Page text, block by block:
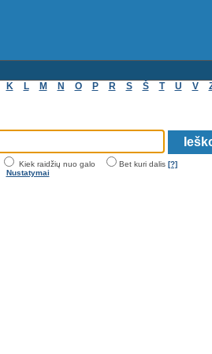
K L M N O P R S Š T U V
Kiek raidžių nuo galo Bet kuri dalis [?]
Nustatymai